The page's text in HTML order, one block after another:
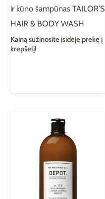
ir kūno šampūnas TAILOR’S
HAIR & BODY WASH
Kainą sužinosite įsidėję prekę į
krepšelį!